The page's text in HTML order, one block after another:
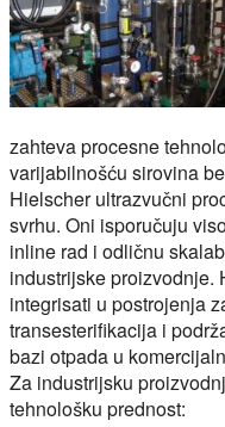
zahteva procesne
varijabilnošću sirovina
Hielscher ultrazvučni
svrhu. Oni isporučuju
inline rad i odličnu
industrijske proizvodnje.
integrisati u postrojenja
transesterifikacija i
bazi otpada u
Za industrijsku
tehnološku prednost: